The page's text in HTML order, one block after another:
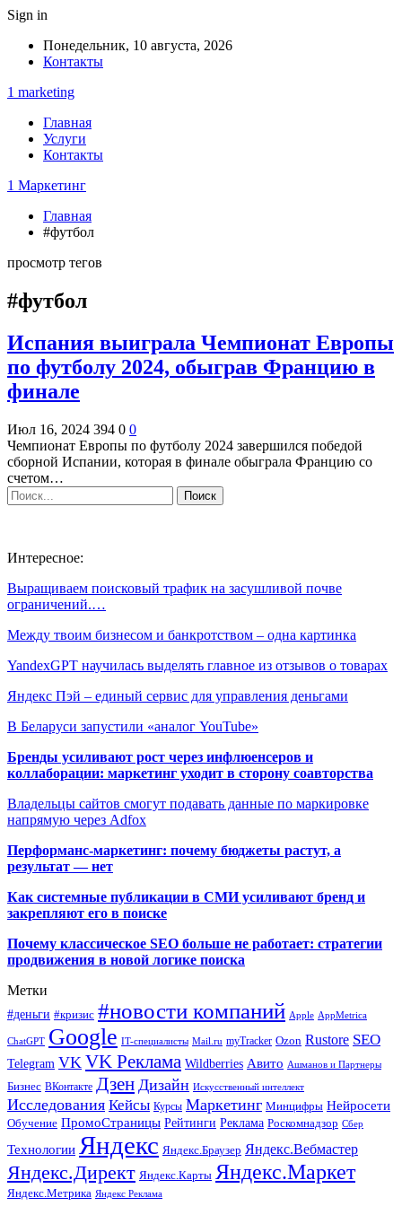
Sign in
Понедельник, 10 августа, 2026
Контакты
1 marketing
Главная
Услуги
Контакты
1 Маркетинг
Главная
#футбол
просмотр тегов
#футбол
Испания выиграла Чемпионат Европы
по футболу 2024, обыграв Францию в
финале
Июл 16, 2024 394 0 0
Чемпионат Европы по футболу 2024 завершился победой
сборной Испании, которая в финале обыграла Францию со
счетом…
Интересное:
Выращиваем поисковый трафик на засушливой почве
ограничений.…
Между твоим бизнесом и банкротством – одна картинка
YandexGPT научилась выделять главное из отзывов о товарах
Яндекс Пэй – единый сервис для управления деньгами
В Беларуси запустили «аналог YouTube»
Бренды усиливают рост через инфлюенсеров и
коллаборации: маркетинг уходит в сторону соавторства
Владельцы сайтов смогут подавать данные по маркировке
напрямую через Adfox
Перформанс-маркетинг: почему бюджеты растут, а
результат — нет
Как системные публикации в СМИ усиливают бренд и
закрепляют его в поиске
Почему классическое SEO больше не работает: стратегии
продвижения в новой логике поиска
Метки
#деньги #кризис #новости компаний Apple AppMetrica
ChatGPT Google IT-специалисты Mail.ru myTracker Ozon Rustore SEO
Telegram VK VK Реклама Wildberries Авито Ашманов и Партнеры
Бизнес ВКонтакте Дзен Дизайн Искусственный интеллект
Исследования Кейсы Курсы Маркетинг Минцифры Нейросети
Обучение ПромоСтраницы Рейтинги Реклама Роскомнадзор Сбер
Технологии Яндекс Яндекс.Браузер Яндекс.Вебмастер
Яндекс.Директ Яндекс.Карты Яндекс.Маркет
Яндекс.Метрика Яндекс Реклама